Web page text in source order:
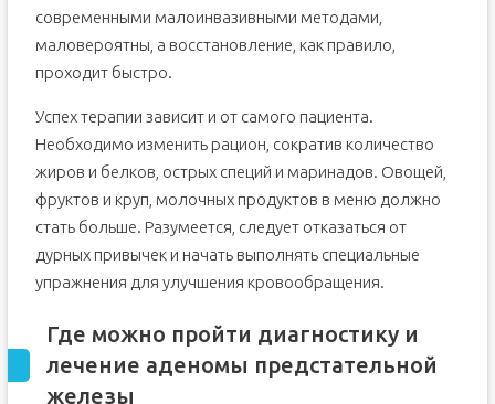
современными малоинвазивными методами,
маловероятны, а восстановление, как правило,
проходит быстро.
Успех терапии зависит и от самого пациента.
Необходимо изменить рацион, сократив количество
жиров и белков, острых специй и маринадов. Овощей,
фруктов и круп, молочных продуктов в меню должно
стать больше. Разумеется, следует отказаться от
дурных привычек и начать выполнять специальные
упражнения для улучшения кровообращения.
Где можно пройти диагностику и
лечение аденомы предстательной
железы